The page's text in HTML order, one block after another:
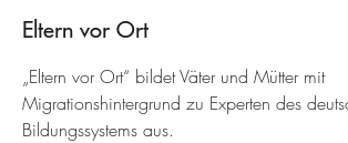
Eltern vor Ort
„Eltern vor Ort“ bildet Väter und Mütter mit
Migrationshintergrund zu Experten des
Bildungssystems aus.